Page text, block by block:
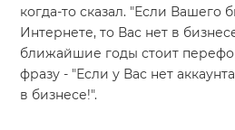
когда-то сказал. "Если Вашего
Интернете, то Вас нет в
ближайшие годы стоит
фразу - "Если у Вас нет
в бизнесе!".